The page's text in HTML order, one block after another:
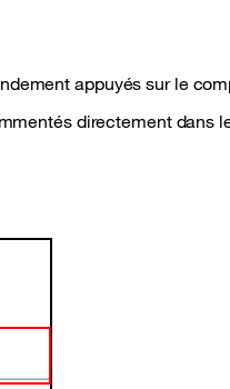
appuyés sur le
directement dans